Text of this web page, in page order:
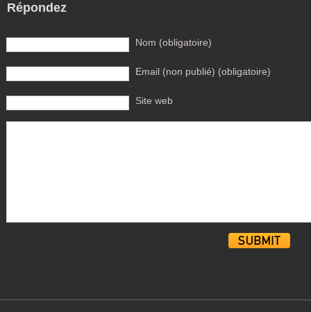
Répondez
Nom (obligatoire)
Email (non publié) (obligatoire)
Site web